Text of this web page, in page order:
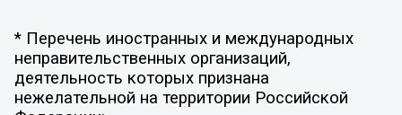
* Перечень иностранных и международных
неправительственных организаций,
деятельность которых признана
нежелательной на территории Российской